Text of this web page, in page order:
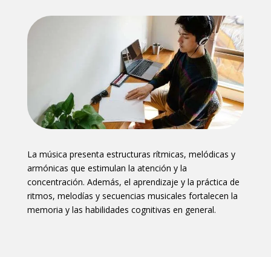
La música presenta estructuras rítmicas, melódicas y
armónicas que estimulan la atención y la
concentración. Además, el aprendizaje y la práctica de
ritmos, melodías y secuencias musicales fortalecen la
memoria y las habilidades cognitivas en general.